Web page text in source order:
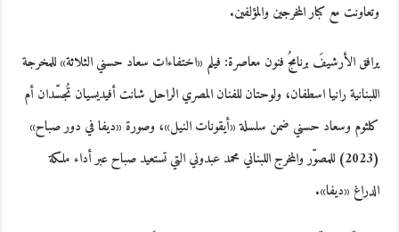
وتعاونت مع كبار المخرجين والمؤلفين.
يرافق الأرشيفَ برنامجُ فنون معاصرة: فيلم «اختفاءات سعاد حسني الثلاثة» للمخرجة
اللبنانية رانيا اسطفان، ولوحتان للفنان المصري الراحل شانت أفيديسيان تُجسّدان أم
كلثوم وسعاد حسني ضمن سلسلة «أيقونات النيل»، وصورة «ديفا في دور صباح»
(2023) للمصوّر والمخرج اللبناني محمد عبدوني التي تستعيد صباح عبر أداء ملكة
الدراغ «ديفا».